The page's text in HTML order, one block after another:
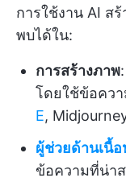
การใช้งาน AI ส
พบได้ใน:
การสร้างภาพ
โดยใช้ข้อคว
E,
ผู้ช่วยด้านเนื้
ข้อความที่น่า